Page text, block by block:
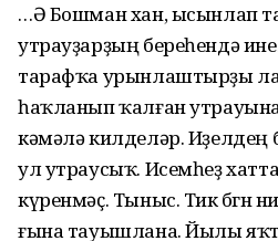
…Ә Бошман хан, ысынлап
утрауҙарҙың береһендә
тарафҡа урынлаштырҙы ла,
һаҡланып ҡалған утрауына
кәмәлә килделәр. Иҙелдең
ул утраусыҡ. Исемһеҙ
күренмәҫ. Тыныс. Тик бөгөн
ғына тауышлана. Йылы